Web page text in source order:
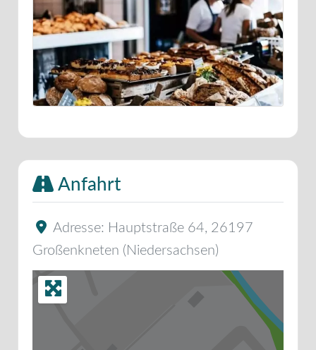
Anfahrt
Adresse: Hauptstraße 64, 26197
Großenkneten ( Niedersachsen)